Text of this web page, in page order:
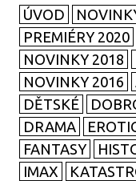
ÚVOD
PREMIÉRY 2020
NOVINKY 2018
NOVINKY 2016
DĚTSKÉ
DRAMA
FANTASY
IMAX